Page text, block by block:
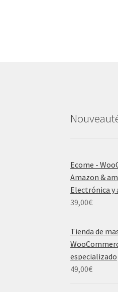
Ecome -
Amazon &
Electrónica
39,00€
Tienda de
especializado
49,00€